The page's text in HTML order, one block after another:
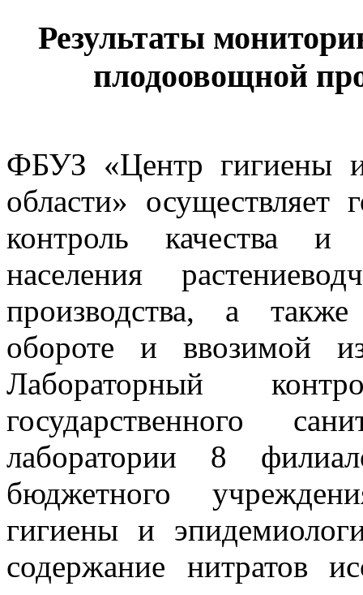
Результаты
плодоовощной
ФБУЗ «Центр гигиены
области» осуществляет
контроль качества и
населения
производства, а
обороте и ввозимой
Лабораторный
государственного
лаборатории 8
бюджетного
гигиены и
содержание нитратов